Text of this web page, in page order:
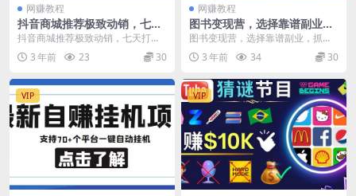
网赚教程
抖音商城推荐极致动销，七天
打爆商城推荐流量，抖音小店
不用直播、不发视频、不囤货
抖音商城推荐极致动销，七天打爆
商城推荐流量，抖音小店不用直
播、不发视频、不囤货 ...
3 年前 23 30
网赚教程
图书变现营，选择靠谱副业，
抓住图书变现新机遇
图书变现营，选择靠谱副业，抓住
图书变现新机遇 课程目录： 01-图
书变现营-大叔...
3 年前 34 30
VIP VIP